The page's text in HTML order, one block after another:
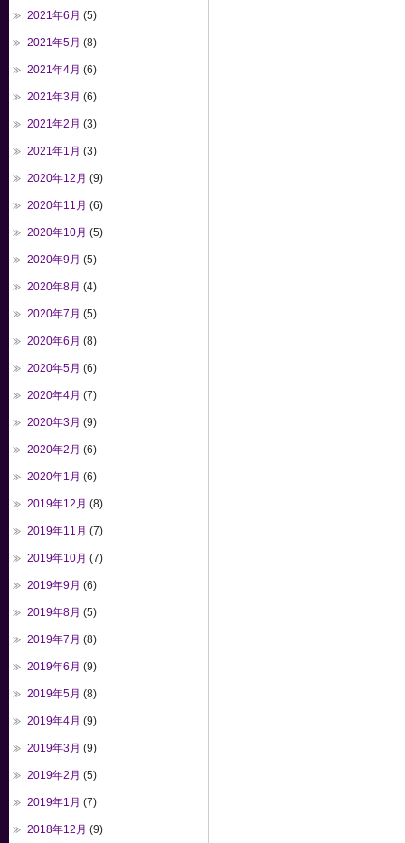
2021年6月 (5)
2021年5月 (8)
2021年4月 (6)
2021年3月 (6)
2021年2月 (3)
2021年1月 (3)
2020年12月 (9)
2020年11月 (6)
2020年10月 (5)
2020年9月 (5)
2020年8月 (4)
2020年7月 (5)
2020年6月 (8)
2020年5月 (6)
2020年4月 (7)
2020年3月 (9)
2020年2月 (6)
2020年1月 (6)
2019年12月 (8)
2019年11月 (7)
2019年10月 (7)
2019年9月 (6)
2019年8月 (5)
2019年7月 (8)
2019年6月 (9)
2019年5月 (8)
2019年4月 (9)
2019年3月 (9)
2019年2月 (5)
2019年1月 (7)
2018年12月 (9)